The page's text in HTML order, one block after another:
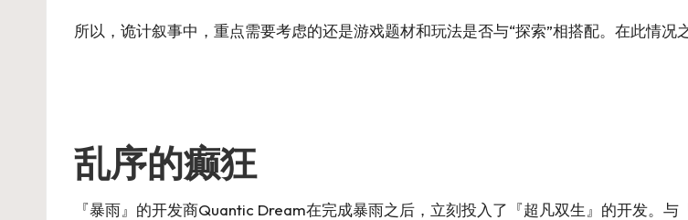
所以，诡计叙事中，重点需要考虑的还是游戏题材和玩法是否与“探索”相搭配。在此情况
乱序的癫狂
『暴雨』的开发商Quantic Dream在完成暴雨之后，立刻投入了『超凡双生』的开发。